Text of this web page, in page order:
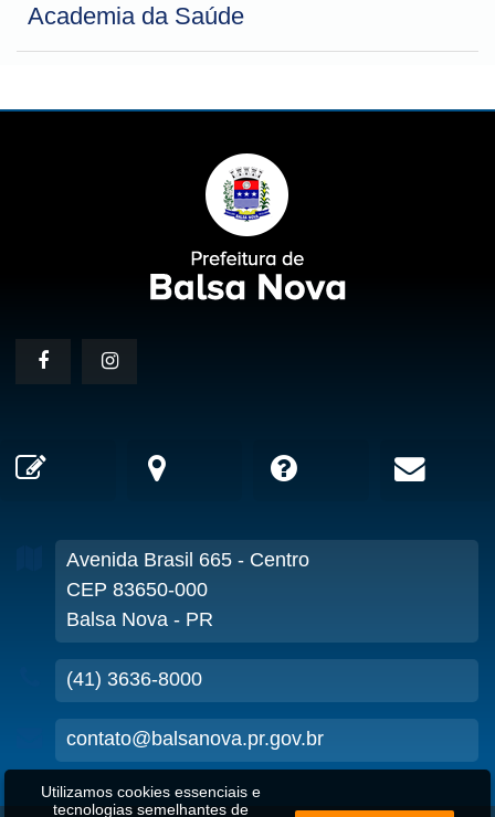
Academia da Saúde
Avenida Brasil 665 - Centro
CEP 83650-000
Balsa Nova - PR
(41) 3636-8000
contato@balsanova.pr.gov.br
Utilizamos cookies essenciais e
tecnologias semelhantes de